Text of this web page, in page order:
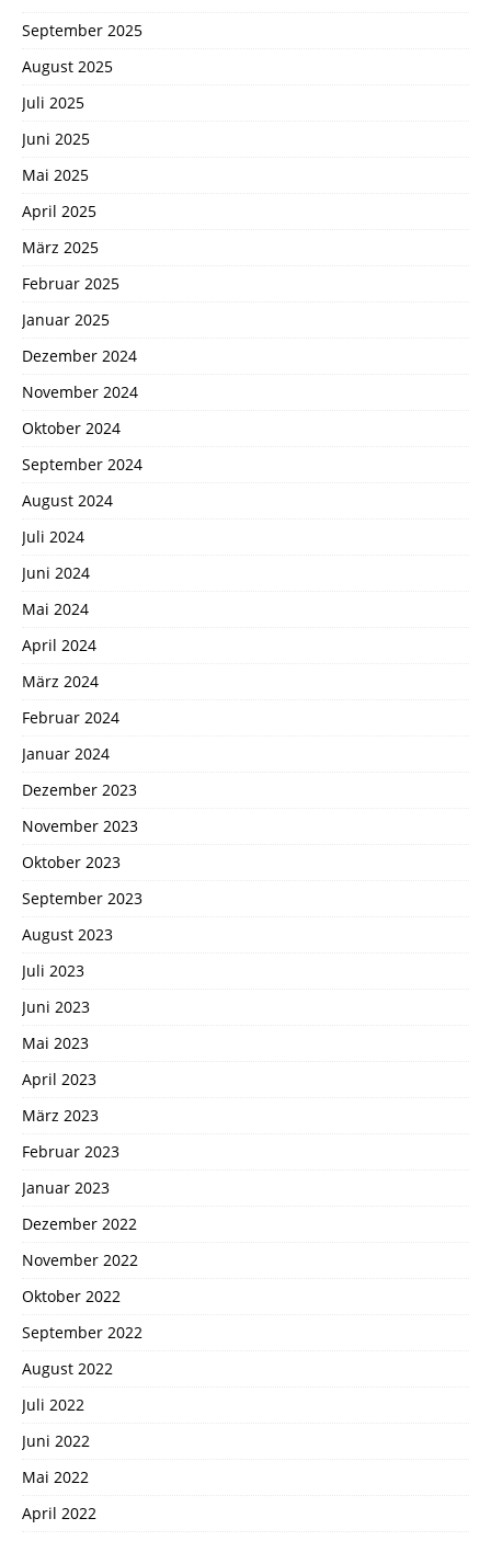
September 2025
August 2025
Juli 2025
Juni 2025
Mai 2025
April 2025
März 2025
Februar 2025
Januar 2025
Dezember 2024
November 2024
Oktober 2024
September 2024
August 2024
Juli 2024
Juni 2024
Mai 2024
April 2024
März 2024
Februar 2024
Januar 2024
Dezember 2023
November 2023
Oktober 2023
September 2023
August 2023
Juli 2023
Juni 2023
Mai 2023
April 2023
März 2023
Februar 2023
Januar 2023
Dezember 2022
November 2022
Oktober 2022
September 2022
August 2022
Juli 2022
Juni 2022
Mai 2022
April 2022